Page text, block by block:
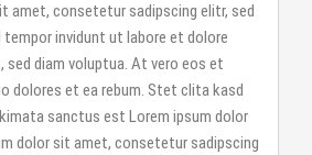
amet, consetetur sadipscing elitr, sed
tempor invidunt ut labore et dolore
sed diam voluptua. At vero eos et
dolores et ea rebum. Stet clita kasd
sanctus est Lorem ipsum dolor
dolor sit amet, consetetur sadipscing